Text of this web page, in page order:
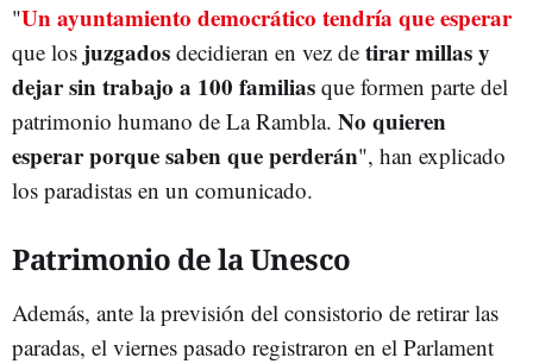
"Un ayuntamiento democrático tendría que esperar
que los juzgados decidieran en vez de tirar millas y
dejar sin trabajo a 100 familias que formen parte del
patrimonio humano de La Rambla. No quieren
esperar porque saben que perderán", han explicado
los paradistas en un comunicado.
Patrimonio de la Unesco
Además, ante la previsión del consistorio de retirar las
paradas, el viernes pasado registraron en el Parlament